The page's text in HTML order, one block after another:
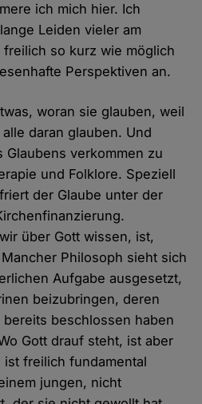
ich mich hier. Ich
Leiden vieler am
freilich so kurz wie möglich
Perspektiven an.
woran sie glauben, weil
daran glauben. Und
Glaubens verkommen zu
und Folklore. Speziell
der Glaube unter der
über Gott wissen, ist,
Philosoph sieht sich
Aufgabe ausgesetzt,
beizubringen, deren
beschlossen haben
Gott drauf steht, ist aber
ist freilich fundamental
jungen, nicht